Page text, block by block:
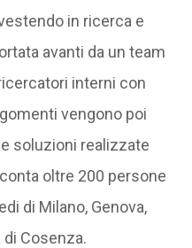
in ricerca e
avanti da un team
interni con
vengono poi
soluzioni realizzate
oltre 200 persone
di Milano, Genova,
di Cosenza.